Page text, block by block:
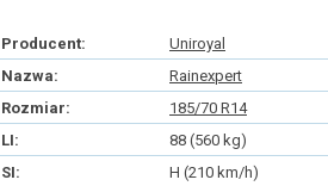
Producent:
Uniroyal
Nazwa:
Rainexpert
Rozmiar:
185/70 R14
LI:
88 (560 kg)
SI:
H (210 km/h)